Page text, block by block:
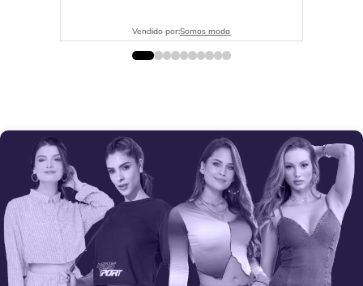
Vendido por:Somos moda